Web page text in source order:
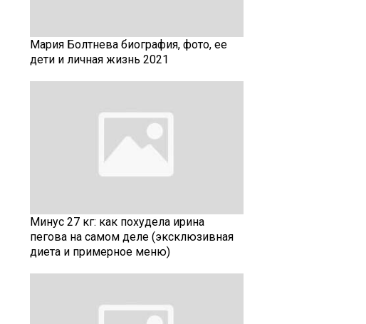
Мария Болтнева биография, фото, ее
дети и личная жизнь 2021
Минус 27 кг: как похудела ирина
пегова на самом деле (эксклюзивная
диета и примерное меню)